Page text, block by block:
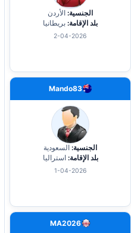
الجنسية: الأردن
بلد الإقامة: بريطانيا
2-04-2026
Mando83
الجنسية: السعودية
بلد الإقامة: استراليا
1-04-2026
MA2026